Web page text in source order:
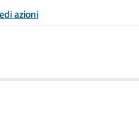
azioni